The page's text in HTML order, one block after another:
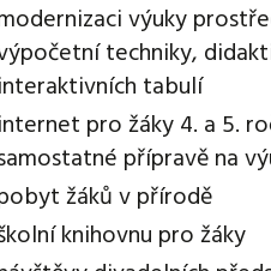
výuky
techniky,
interaktivních tabulí
internet pro žáky 4. a 5.
přípravě na
žáků v přírodě
knihovnu pro žáky